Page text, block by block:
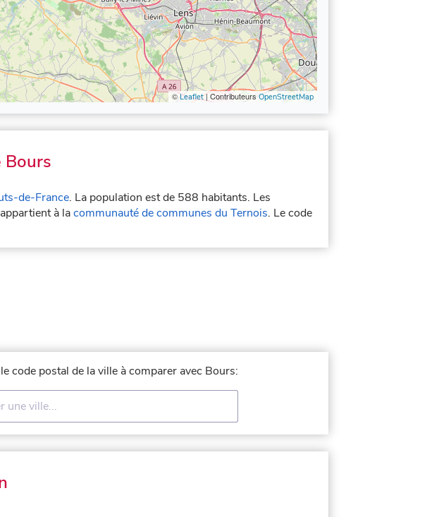
©Leaflet| ContributeursOpenStreetMap
Bours
de-France. La population est de 588 habitants. Les
à lacommunauté de communes du Ternois. Le code
code postal de la ville à comparer avec Bours: